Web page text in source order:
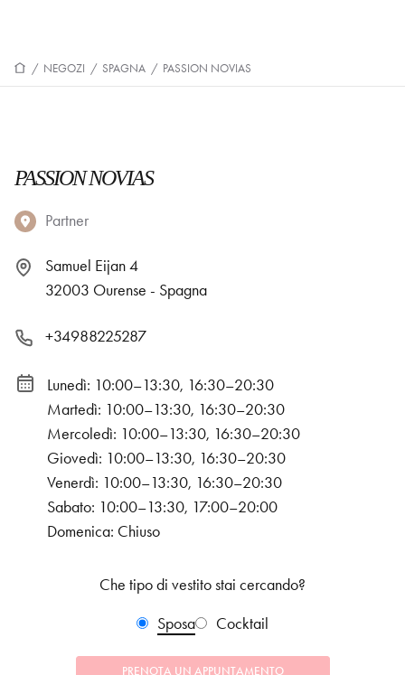
/ NEGOZI / SPAGNA / PASSION NOVIAS
PASSION NOVIAS
Partner
Samuel Eijan 4
32003 Ourense - Spagna
+34988225287
Lunedì: 10:00–13:30, 16:30–20:30
Martedì: 10:00–13:30, 16:30–20:30
Mercoledì: 10:00–13:30, 16:30–20:30
Giovedì: 10:00–13:30, 16:30–20:30
Venerdì: 10:00–13:30, 16:30–20:30
Sabato: 10:00–13:30, 17:00–20:00
Domenica: Chiuso
Che tipo di vestito stai cercando?
Sposa
Cocktail
PRENOTA UN APPUNTAMENTO